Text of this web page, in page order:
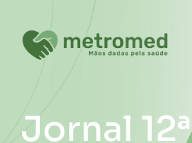
Jornal 12ª